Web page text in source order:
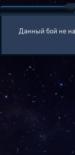
Данный бой не